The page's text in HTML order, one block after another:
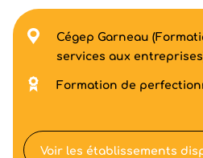
Cégep Garneau
services aux
Formation de
Voir les établissements